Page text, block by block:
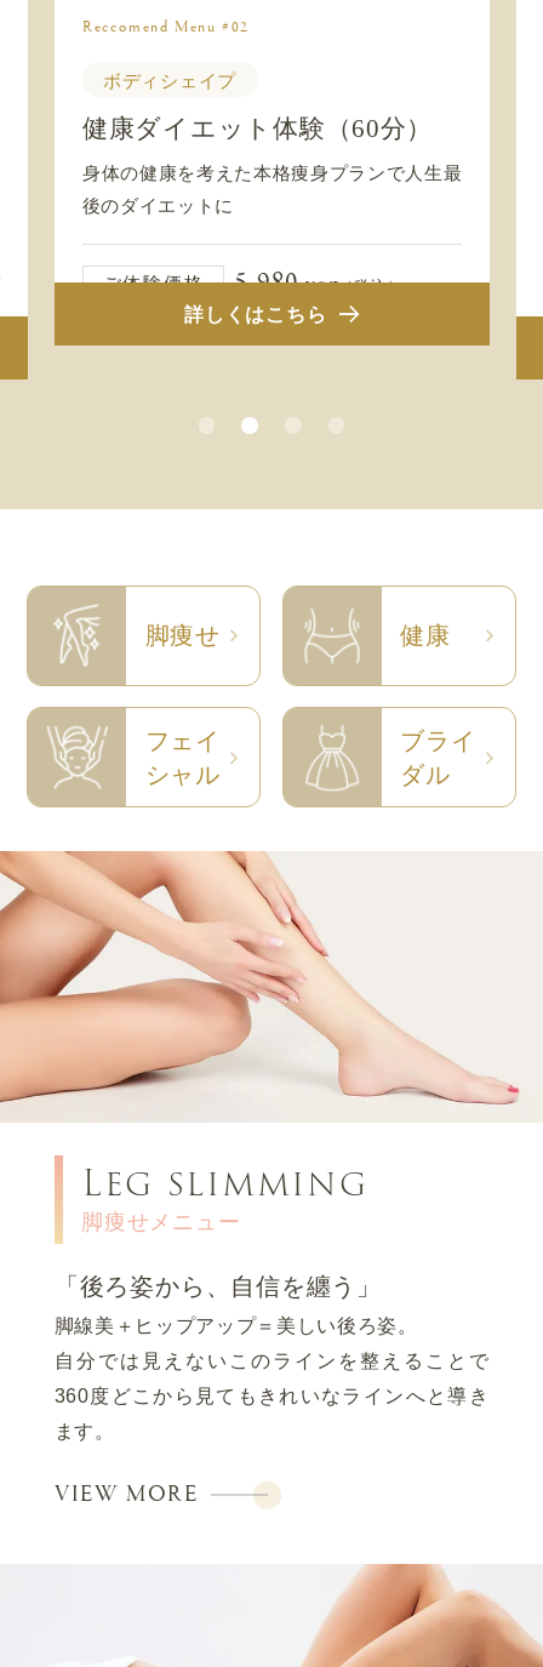
Reccomend Menu #03
フェイシャル
幹細胞培養液導入体験
（50分）
シワ、シミ、くすみ、ニキビ跡などすべての
肌トラブルに対応
ご体験価格 5,980 yen（税込）
詳しくはこちら
脚痩せ 健康
フェイ
シャル
ブライ
ダル
Leg slimming
脚痩せメニュー
「後ろ姿から、自信を纏う」
脚線美＋ヒップアップ＝美しい後ろ姿。
自分では見えないこのラインを整えることで
360度どこから見てもきれいなラインへと導き
ます。
VIEW MORE